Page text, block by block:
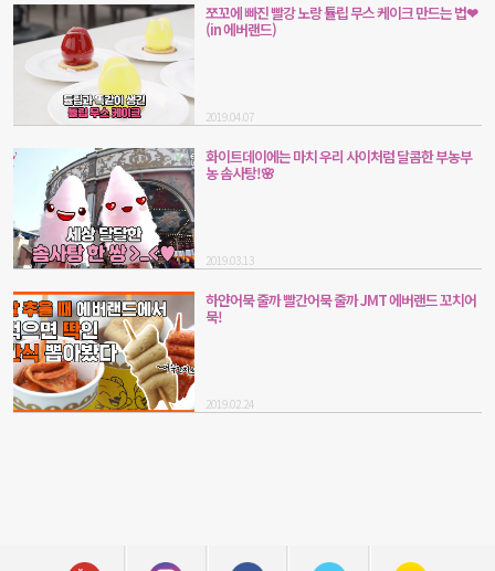
쪼꼬에 빠진 빨강 노랑 튤립 무스 케이크 만드는 법❤
(in 에버랜드)
2019.04.07
화이트데이에는 마치 우리 사이처럼 달콤한 부농부
농 솜사탕!🌸
2019.03.13
하얀어묵 줄까 빨간어묵 줄까 JMT 에버랜드 꼬치어
묵!
2019.02.24